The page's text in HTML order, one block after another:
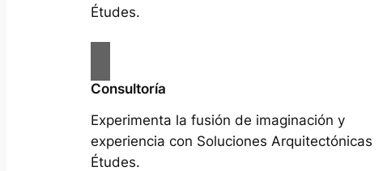
Études.
Consultoría
Experimenta la fusión de imaginación y
experiencia con Soluciones Arquitectónicas
Études.